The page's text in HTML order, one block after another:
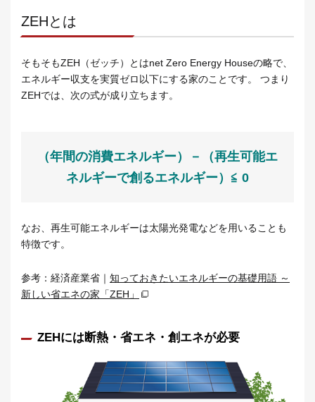
ZEHとは
そもそもZEH（ゼッチ）とはnet Zero Energy Houseの略で、
エネルギー収支を実質ゼロ以下にする家のことです。 つまり
ZEHでは、次の式が成り立ちます。
（年間の消費エネルギー）－（再生可能エ
ネルギーで創るエネルギー）≦ 0
なお、再生可能エネルギーは太陽光発電などを用いることも
特徴です。
参考：経済産業省｜ 知っておきたいエネルギーの基礎用語 ～
新しい省エネの家「ZEH」
ZEHには断熱・省エネ・創エネが必要